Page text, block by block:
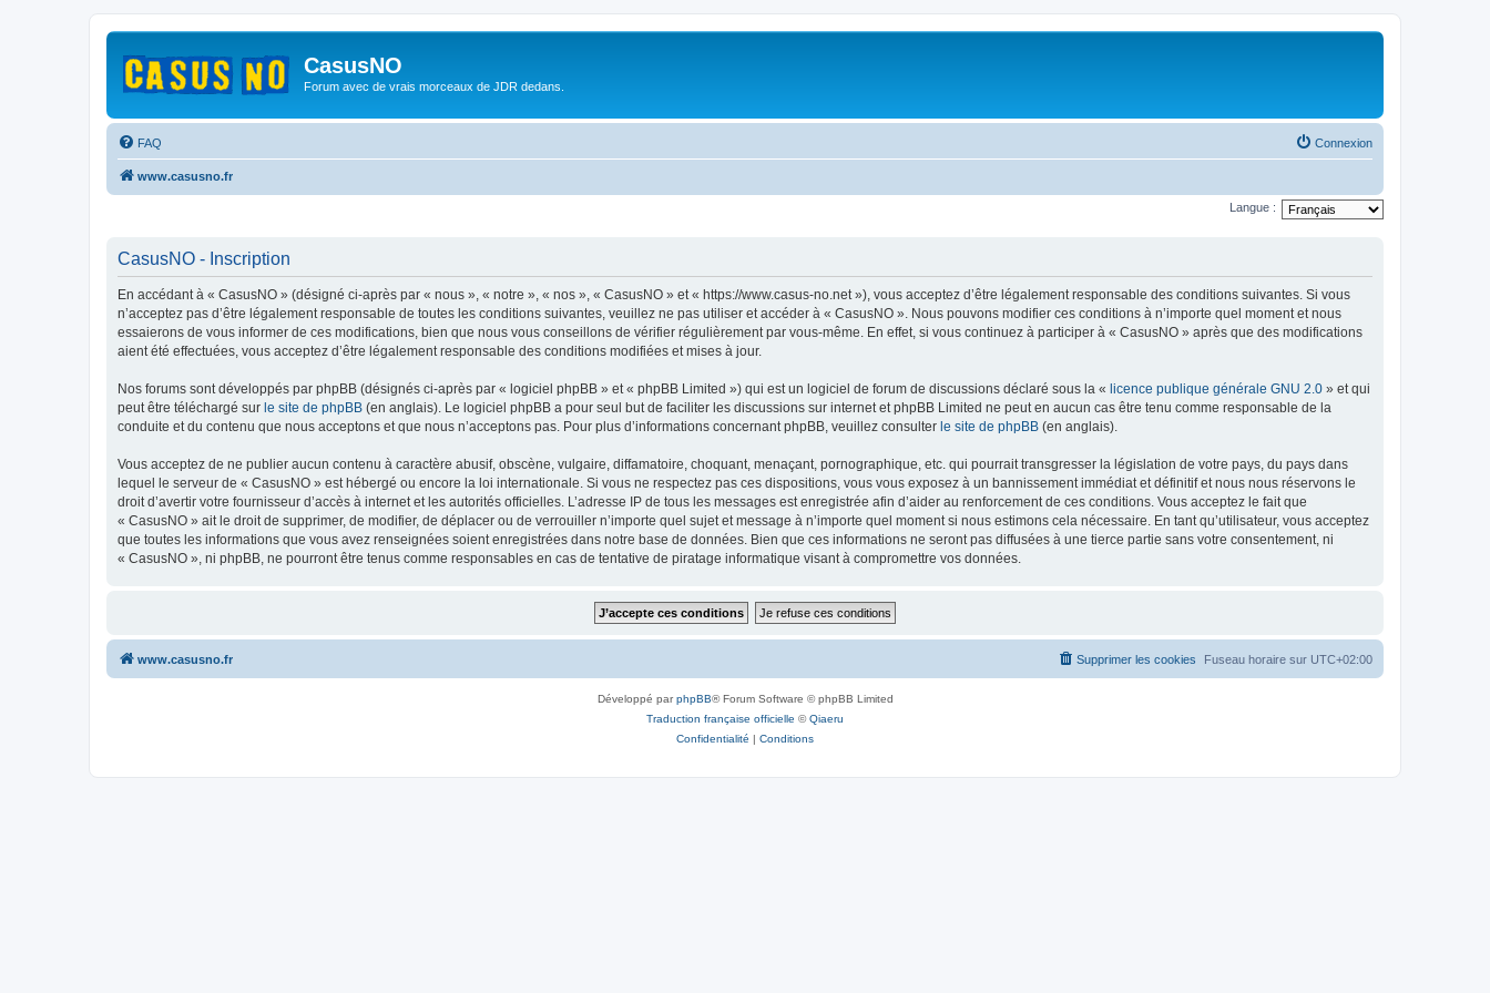
CasusNO
Forum avec de vrais morceaux de JDR dedans.
FAQ Connexion
www.casusno.fr
Langue :
CasusNO - Inscription
En accédant à « CasusNO » (désigné ci-après par « nous », « notre », « nos », « CasusNO » et « https://www.casus-no.net »), vous acceptez d’être légalement responsable des conditions suivantes. Si vous
n’acceptez pas d’être légalement responsable de toutes les conditions suivantes, veuillez ne pas utiliser et accéder à « CasusNO ». Nous pouvons modifier ces conditions à n’importe quel moment et nous
essaierons de vous informer de ces modifications, bien que nous vous conseillons de vérifier régulièrement par vous-même. En effet, si vous continuez à participer à « CasusNO » après que des modifications
aient été effectuées, vous acceptez d’être légalement responsable des conditions modifiées et mises à jour.
Nos forums sont développés par phpBB (désignés ci-après par « logiciel phpBB » et « phpBB Limited ») qui est un logiciel de forum de discussions déclaré sous la « licence publique générale GNU 2.0 » et qui
peut être téléchargé sur le site de phpBB (en anglais). Le logiciel phpBB a pour seul but de faciliter les discussions sur internet et phpBB Limited ne peut en aucun cas être tenu comme responsable de la
conduite et du contenu que nous acceptons et que nous n’acceptons pas. Pour plus d’informations concernant phpBB, veuillez consulter le site de phpBB (en anglais).
Vous acceptez de ne publier aucun contenu à caractère abusif, obscène, vulgaire, diffamatoire, choquant, menaçant, pornographique, etc. qui pourrait transgresser la législation de votre pays, du pays dans
lequel le serveur de « CasusNO » est hébergé ou encore la loi internationale. Si vous ne respectez pas ces dispositions, vous vous exposez à un bannissement immédiat et définitif et nous nous réservons le
droit d’avertir votre fournisseur d’accès à internet et les autorités officielles. L’adresse IP de tous les messages est enregistrée afin d’aider au renforcement de ces conditions. Vous acceptez le fait que
« CasusNO » ait le droit de supprimer, de modifier, de déplacer ou de verrouiller n’importe quel sujet et message à n’importe quel moment si nous estimons cela nécessaire. En tant qu’utilisateur, vous acceptez
que toutes les informations que vous avez renseignées soient enregistrées dans notre base de données. Bien que ces informations ne seront pas diffusées à une tierce partie sans votre consentement, ni
« CasusNO », ni phpBB, ne pourront être tenus comme responsables en cas de tentative de piratage informatique visant à compromettre vos données.
www.casusno.fr Fuseau horaire sur UTC+02:00
Supprimer les cookies
Développé parphpBB® Forum Software © phpBB Limited
Traduction française officielle ©Qiaeru
Confidentialité | Conditions